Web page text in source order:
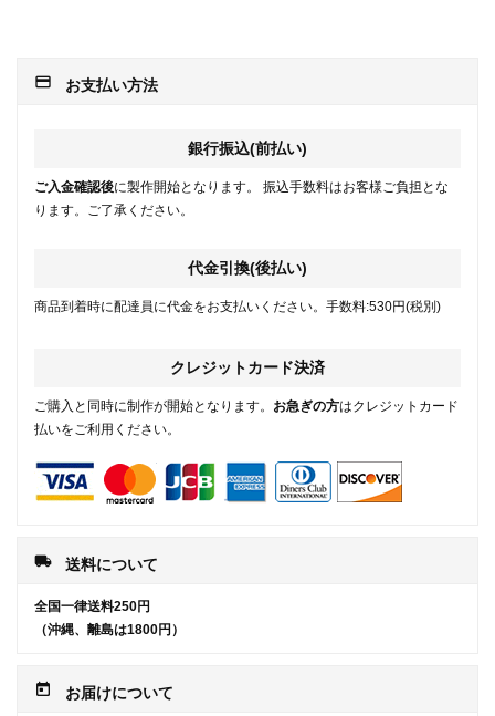
payment お支払い方法
銀行振込(前払い)
ご入金確認後に製作開始となります。 振込手数料はお客様ご負担とな
ります。ご了承ください。
代金引換(後払い)
商品到着時に配達員に代金をお支払いください。手数料:530円(税別)
クレジットカード決済
ご購入と同時に制作が開始となります。 お急ぎの方はクレジットカード
払いをご利用ください。
local_shipping 送料について
全国一律送料250円
（沖縄、離島は1800円）
today お届けについて